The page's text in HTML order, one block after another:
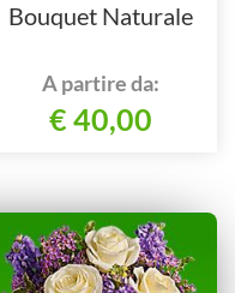
Bouquet Naturale
A partire da:
€ 40,00